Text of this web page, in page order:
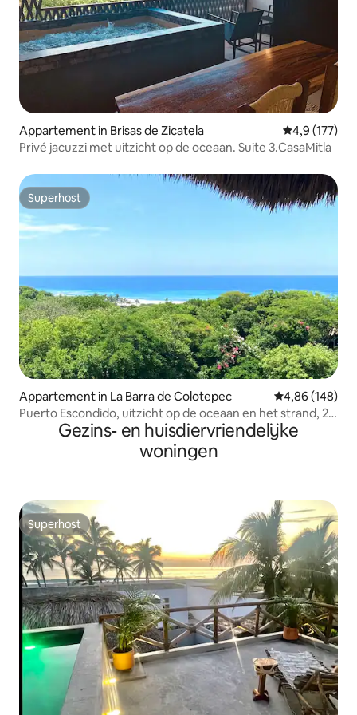
Appartement in Brisas de Zicatela Gemiddelde
4,9 (177)
Privé jacuzzi met uitzicht op de oceaan. Suite 3.CasaMitla
Superhost
Superhost
Appartement in La Barra de Colotepec Gemiddelde
4,86 (148)
Puerto Escondido, uitzicht op de oceaan en het strand, 2
kamers, Starlink
Gezins- en huisdiervriendelijke
woningen
Superhost
Superhost